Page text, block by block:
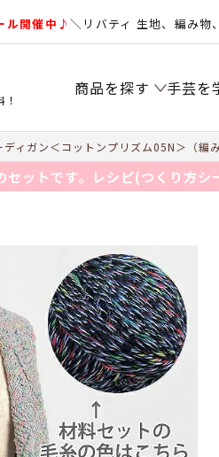
ル開催中♪＼リバティ 生地、編み物
商品を探す 手芸を
ィガン＜コットンプリズム05N＞（編
セットです。レシピ(つくり方シ